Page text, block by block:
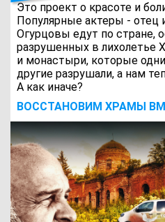
Это проект о красоте и
Популярные актеры - отец
Огурцовы едут по стране,
разрушенных в лихолетье
и монастыри, которые
другие разрушали, а нам
А как иначе?
ВОCСТАНОВИМ ХРАМЫ